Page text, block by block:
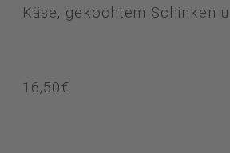
Käse, gekochtem Schinken
16,50€